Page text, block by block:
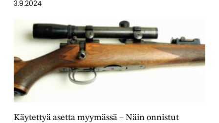
3.9.2024
Käytettyä asetta myymässä – Näin onnistut